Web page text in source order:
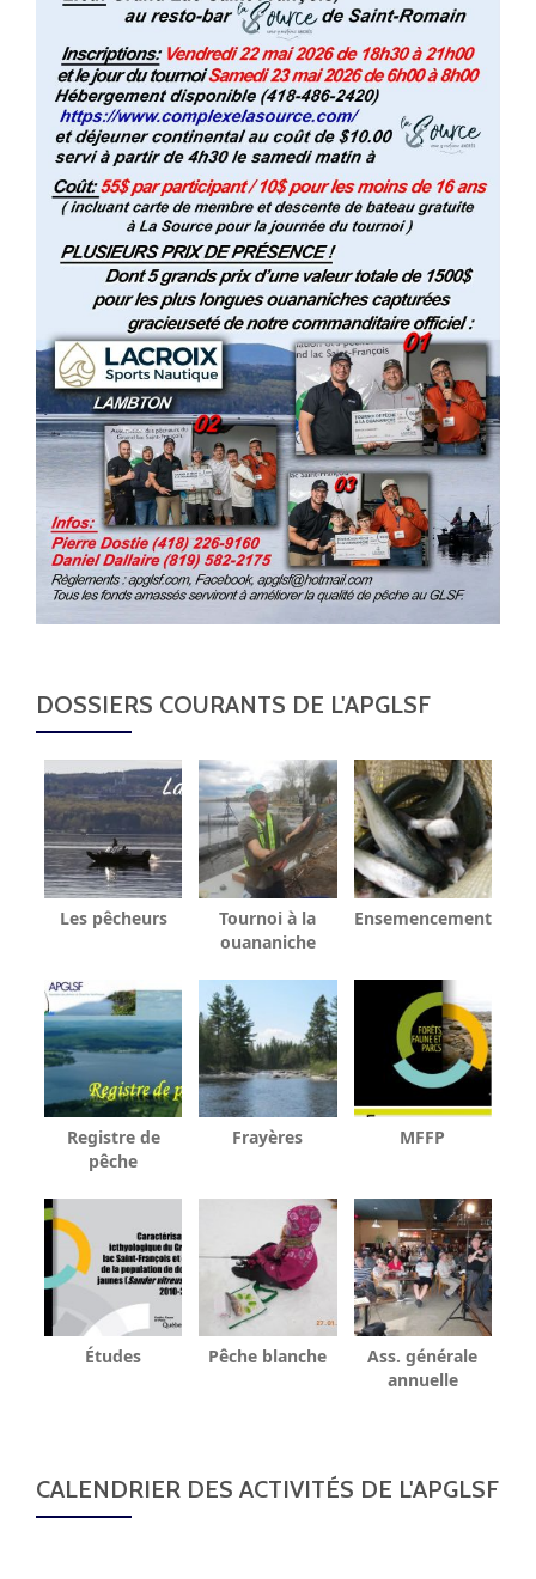
DOSSIERS COURANTS DE L'APGLSF
Les pêcheurs
Tournoi à la
ouananiche
Ensemencement
Registre de
pêche
Frayères MFFP
Études Pêche blanche
Ass. générale
annuelle
CALENDRIER DES ACTIVITÉS DE L'APGLSF